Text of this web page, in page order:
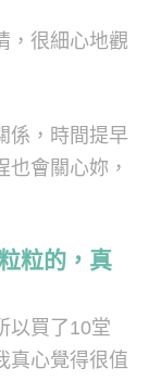
，很細心地觀
係，時間提早
會關心妳，
粒的，真
以買了10堂
真心覺得很值